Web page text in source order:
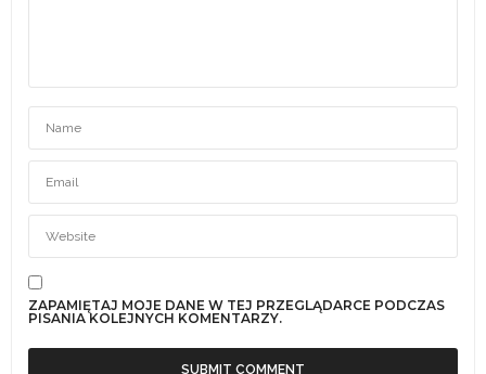
ZAPAMIĘTAJ MOJE DANE W TEJ PRZEGLĄDARCE PODCZAS
PISANIA KOLEJNYCH KOMENTARZY.